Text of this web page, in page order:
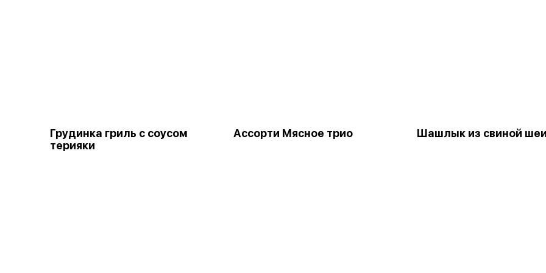
Грудинка гриль с соусом
терияки
Ассорти Мясное трио Шашлык из свиной